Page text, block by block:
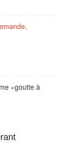
.
«goutte à